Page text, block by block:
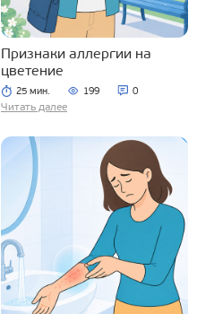
Признаки аллергии на
цветение
25 мин. 199 0
Читать далее